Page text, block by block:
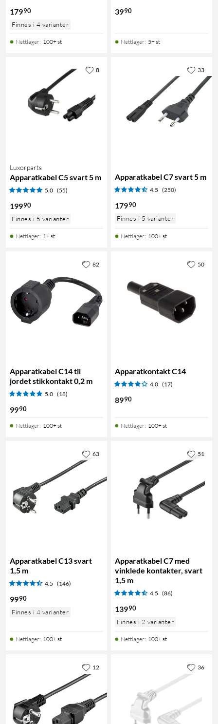
17990
Finnes i 4 varianter
Nettlager: 100+ st
3990
Nettlager: 5+ st
Luxorparts
Apparatkabel C5 svart 5 m
5.0 (55)
19990
Finnes i 5 varianter
Nettlager: 1+ st
8
Apparatkabel C7 svart 5 m
4.5 (250)
17990
Finnes i 5 varianter
Nettlager: 100+ st
33
Apparatkabel C14 til
jordet stikkontakt 0,2 m
5.0 (18)
9990
Nettlager: 100+ st
82
Apparatkontakt C14
4.0 (17)
8990
Nettlager: 100+ st
50
Apparatkabel C13 svart
1,5 m
4.5 (146)
9990
Finnes i 4 varianter
Nettlager: 100+ st
63
Apparatkabel C7 med
vinklede kontakter, svart
1,5 m
4.5 (86)
13990
Finnes i 2 varianter
Nettlager: 100+ st
51
12 36